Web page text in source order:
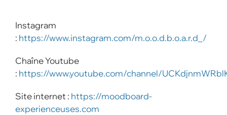
Instagram
: https://www.instagram.com/m.o.o.d.b.o.a.r.d_/
Chaîne Youtube
: https://www.youtube.com/channel/
Site internet : https://moodboard-
experienceuses.com